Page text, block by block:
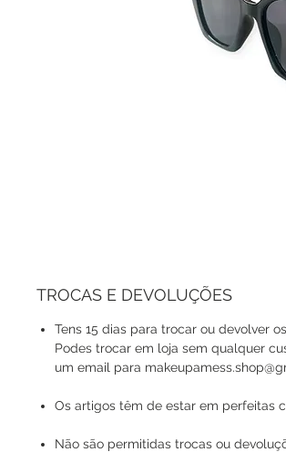
TROCAS E DEVOLUÇÕES
Tens 15 dias para trocar ou devolver
Podes trocar em loja sem qualquer
um email para
Os artigos têm de estar em perfeitas
Não são permitidas trocas ou